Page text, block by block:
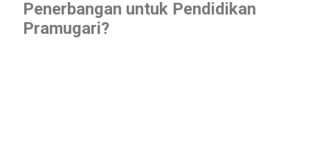
Penerbangan untuk Pendidikan
Pramugari?